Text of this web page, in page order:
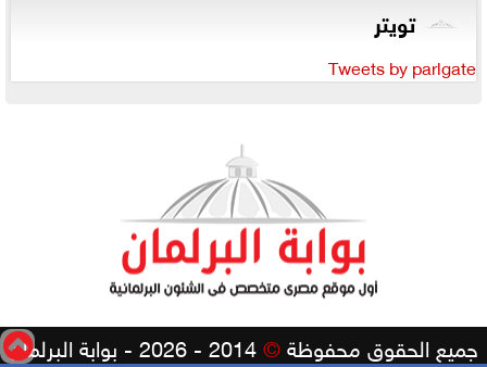
تويتر
Tweets by parlgate
جميع الحقوق محفوظة©